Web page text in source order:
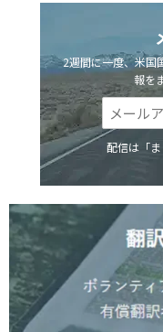
2週間に一度、米国
報を
配信は「ま